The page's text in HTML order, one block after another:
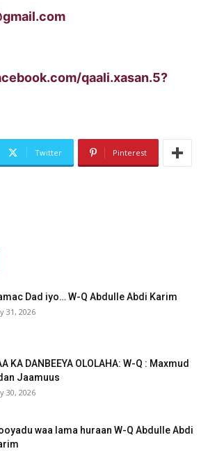
qaali.xasan.5?
Twitter Pinterest
Dad iyo… W-Q Abdulle Abdi Karim
31, 2026
KA DANBEEYA OLOLAHA: W-Q : Maxmud
Jaamuus
30, 2026
waa lama huraan W-Q Abdulle Abdi